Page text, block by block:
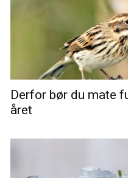
Derfor bør du mate
året